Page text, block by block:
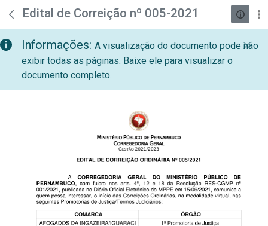
Pular para o Conteúdo principal
teste descricao
Edital de Correição nº 005-2021
Informações: A visualização do documento pode não
exibir todas as páginas. Baixe ele para visualizar o
documento completo.